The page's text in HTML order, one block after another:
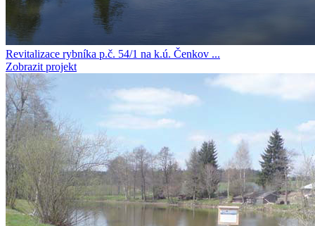
Revitalizace rybníka p.č. 54/1 na k.ú. Čenkov ...
Zobrazit projekt